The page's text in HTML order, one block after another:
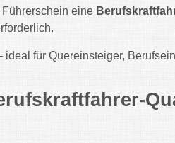
eine
ideal für Quereinsteiger,